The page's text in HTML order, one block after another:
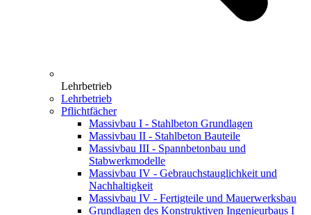
Lehrbetrieb
Lehrbetrieb
Pflichtfächer
Massivbau I - Stahlbeton Grundlagen
Massivbau II - Stahlbeton Bauteile
Massivbau III - Spannbetonbau und
Stabwerkmodelle
Massivbau IV - Gebrauchstauglichkeit und
Nachhaltigkeit
Massivbau IV - Fertigteile und Mauerwerksbau
Grundlagen des Konstruktiven Ingenieurbaus I